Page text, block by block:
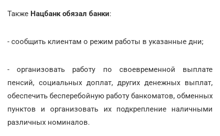
Также Нацбанк обязал банки:
- сообщить клиентам о режим работы в указанные дни;
- организовать работу по своевременной выплате
пенсий, социальных доплат, других денежных выплат,
обеспечить бесперебойную работу банкоматов, обменных
пунктов и организовать их подкрепление наличными
различных номиналов.